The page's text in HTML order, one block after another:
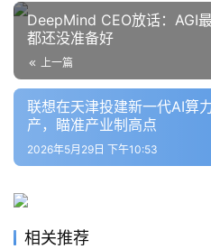
报
DeepMind CEO放话：AGI
都还没准备好
上一篇
联想在天津投建新一代AI算
产，瞄准产业制高点
2026年5月29日 下午10:53
相关推荐